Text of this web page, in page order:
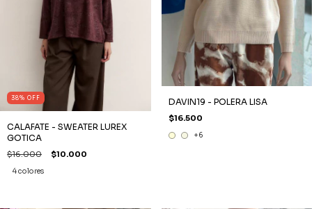
38% OFF
CALAFATE - SWEATER LUREX
GOTICA
$16.000 $10.000
4 colores
DAVIN19 - POLERA LISA
$16.500
+6